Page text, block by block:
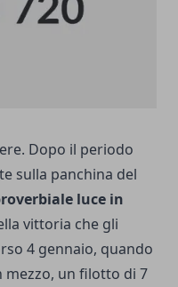
Dopo il periodo
sulla panchina del
luce in
vittoria che gli
4 gennaio, quando
mezzo, un filotto di 7